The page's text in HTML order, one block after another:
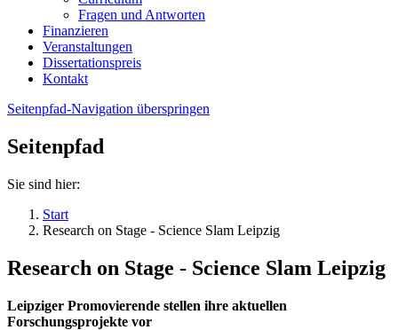
Fragen und Antworten
Finanzieren
Veranstaltungen
Dissertationspreis
Kontakt
Seitenpfad-Navigation überspringen
Seitenpfad
Sie sind hier:
Start
Research on Stage - Science Slam Leipzig
Research on Stage - Science Slam Leipzig
Leipziger Promovierende stellen ihre aktuellen
Forschungsprojekte vor